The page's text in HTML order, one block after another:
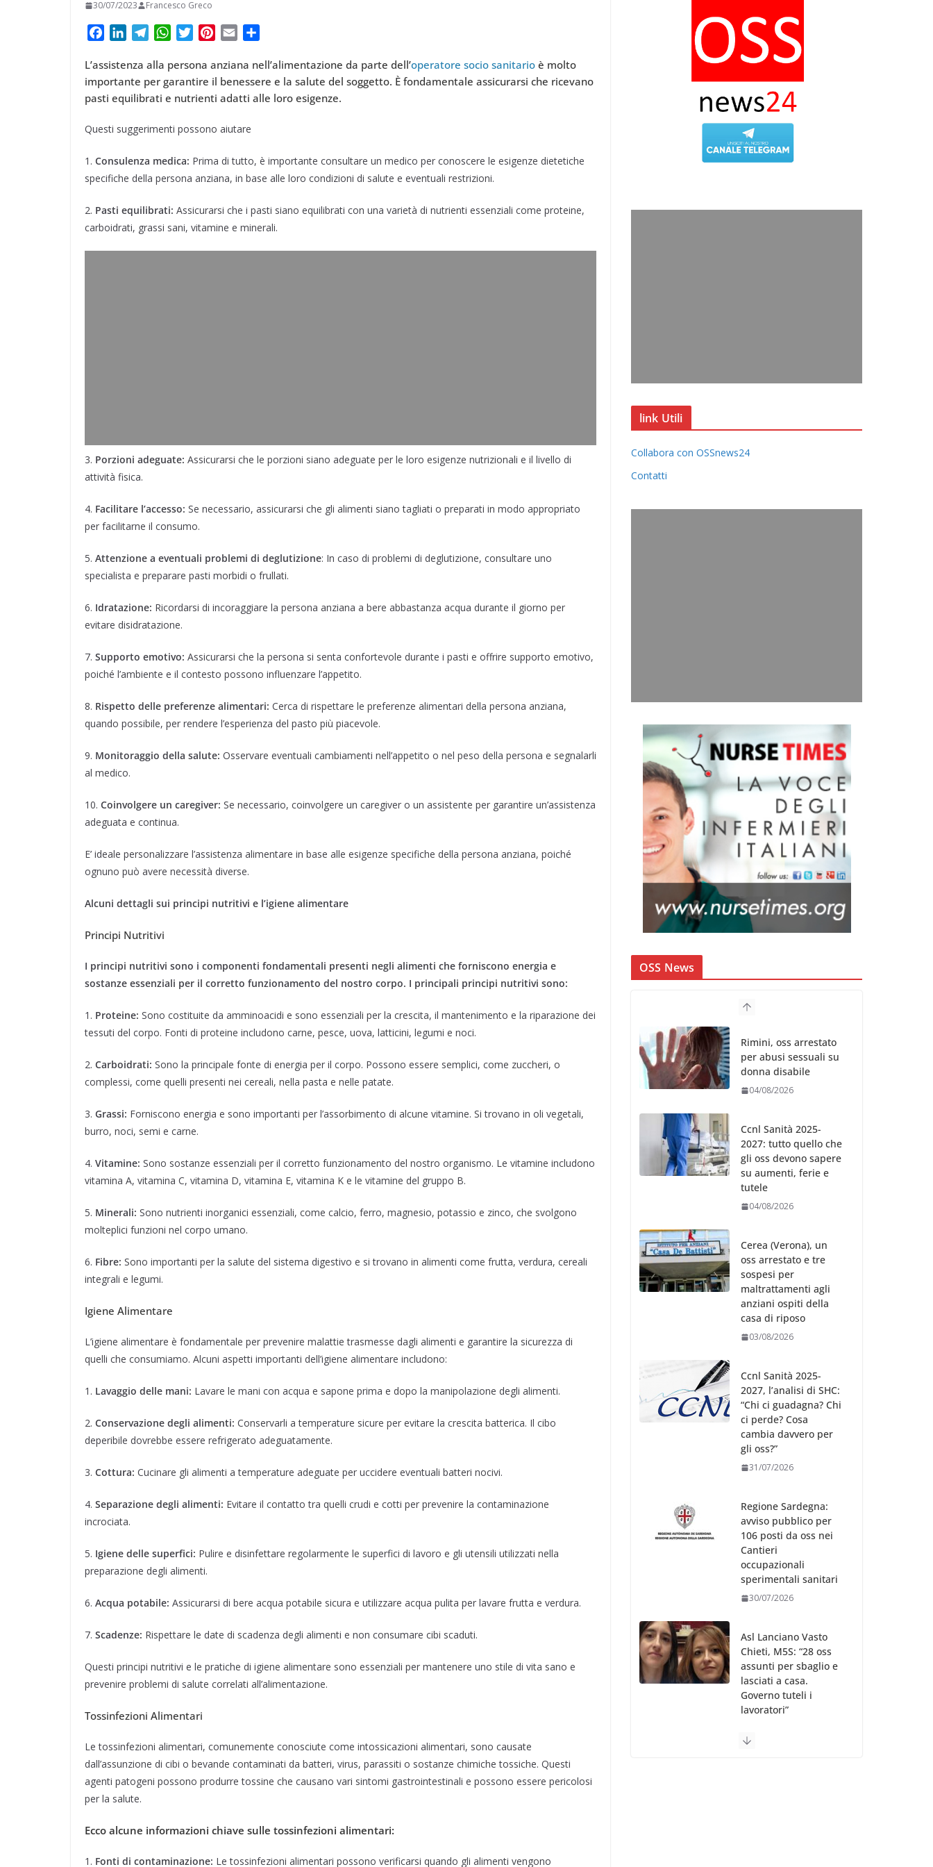
30/07/2023 Francesco Greco
c
e
b
o
n
k
e
I
l
e
g
a
W
a
t
s
p
i
t
t
r
n
t
e
e
t
a
i
l
n
d
i
i
L’assistenza alla persona anziana nell’alimentazione da parte dell’operatore socio sanitario è molto
importante per garantire il benessere e la salute del soggetto. È fondamentale assicurarsi che ricevano
pasti equilibrati e nutrienti adatti alle loro esigenze.
Questi suggerimenti possono aiutare
1. Consulenza medica: Prima di tutto, è importante consultare un medico per conoscere le esigenze dietetiche
specifiche della persona anziana, in base alle loro condizioni di salute e eventuali restrizioni.
2. Pasti equilibrati: Assicurarsi che i pasti siano equilibrati con una varietà di nutrienti essenziali come proteine,
carboidrati, grassi sani, vitamine e minerali.
3. Porzioni adeguate: Assicurarsi che le porzioni siano adeguate per le loro esigenze nutrizionali e il livello di
attività fisica.
4. Facilitare l’accesso: Se necessario, assicurarsi che gli alimenti siano tagliati o preparati in modo appropriato
per facilitarne il consumo.
5. Attenzione a eventuali problemi di deglutizione: In caso di problemi di deglutizione, consultare uno
specialista e preparare pasti morbidi o frullati.
6. Idratazione: Ricordarsi di incoraggiare la persona anziana a bere abbastanza acqua durante il giorno per
evitare disidratazione.
7. Supporto emotivo: Assicurarsi che la persona si senta confortevole durante i pasti e offrire supporto emotivo,
poiché l’ambiente e il contesto possono influenzare l’appetito.
8. Rispetto delle preferenze alimentari: Cerca di rispettare le preferenze alimentari della persona anziana,
quando possibile, per rendere l’esperienza del pasto più piacevole.
9. Monitoraggio della salute: Osservare eventuali cambiamenti nell’appetito o nel peso della persona e segnalarli
al medico.
10. Coinvolgere un caregiver: Se necessario, coinvolgere un caregiver o un assistente per garantire un’assistenza
adeguata e continua.
E’ ideale personalizzare l’assistenza alimentare in base alle esigenze specifiche della persona anziana, poiché
ognuno può avere necessità diverse.
Alcuni dettagli sui principi nutritivi e l’igiene alimentare
Principi Nutritivi
I principi nutritivi sono i componenti fondamentali presenti negli alimenti che forniscono energia e
sostanze essenziali per il corretto funzionamento del nostro corpo. I principali principi nutritivi sono:
1. Proteine: Sono costituite da amminoacidi e sono essenziali per la crescita, il mantenimento e la riparazione dei
tessuti del corpo. Fonti di proteine includono carne, pesce, uova, latticini, legumi e noci.
2. Carboidrati: Sono la principale fonte di energia per il corpo. Possono essere semplici, come zuccheri, o
complessi, come quelli presenti nei cereali, nella pasta e nelle patate.
3. Grassi: Forniscono energia e sono importanti per l’assorbimento di alcune vitamine. Si trovano in oli vegetali,
burro, noci, semi e carne.
4. Vitamine: Sono sostanze essenziali per il corretto funzionamento del nostro organismo. Le vitamine includono
vitamina A, vitamina C, vitamina D, vitamina E, vitamina K e le vitamine del gruppo B.
5. Minerali: Sono nutrienti inorganici essenziali, come calcio, ferro, magnesio, potassio e zinco, che svolgono
molteplici funzioni nel corpo umano.
6. Fibre: Sono importanti per la salute del sistema digestivo e si trovano in alimenti come frutta, verdura, cereali
integrali e legumi.
Igiene Alimentare
L’igiene alimentare è fondamentale per prevenire malattie trasmesse dagli alimenti e garantire la sicurezza di
quelli che consumiamo. Alcuni aspetti importanti dell’igiene alimentare includono:
1. Lavaggio delle mani: Lavare le mani con acqua e sapone prima e dopo la manipolazione degli alimenti.
2. Conservazione degli alimenti: Conservarli a temperature sicure per evitare la crescita batterica. Il cibo
deperibile dovrebbe essere refrigerato adeguatamente.
3. Cottura: Cucinare gli alimenti a temperature adeguate per uccidere eventuali batteri nocivi.
4. Separazione degli alimenti: Evitare il contatto tra quelli crudi e cotti per prevenire la contaminazione
incrociata.
5. Igiene delle superfici: Pulire e disinfettare regolarmente le superfici di lavoro e gli utensili utilizzati nella
preparazione degli alimenti.
6. Acqua potabile: Assicurarsi di bere acqua potabile sicura e utilizzare acqua pulita per lavare frutta e verdura.
7. Scadenze: Rispettare le date di scadenza degli alimenti e non consumare cibi scaduti.
Questi principi nutritivi e le pratiche di igiene alimentare sono essenziali per mantenere uno stile di vita sano e
prevenire problemi di salute correlati all’alimentazione.
Tossinfezioni Alimentari
Le tossinfezioni alimentari, comunemente conosciute come intossicazioni alimentari, sono causate
dall’assunzione di cibi o bevande contaminati da batteri, virus, parassiti o sostanze chimiche tossiche. Questi
agenti patogeni possono produrre tossine che causano vari sintomi gastrointestinali e possono essere pericolosi
per la salute.
Ecco alcune informazioni chiave sulle tossinfezioni alimentari:
1. Fonti di contaminazione: Le tossinfezioni alimentari possono verificarsi quando gli alimenti vengono
link Utili
Collabora con OSSnews24
Contatti
OSS News
Rimini, oss arrestato
per abusi sessuali su
donna disabile
04/08/2026
Ccnl Sanità 2025-
2027: tutto quello che
gli oss devono sapere
su aumenti, ferie e
tutele
04/08/2026
Cerea (Verona), un
oss arrestato e tre
sospesi per
maltrattamenti agli
anziani ospiti della
casa di riposo
03/08/2026
Ccnl Sanità 2025-
2027, l’analisi di SHC:
“Chi ci guadagna? Chi
ci perde? Cosa
cambia davvero per
gli oss?”
31/07/2026
Regione Sardegna:
avviso pubblico per
106 posti da oss nei
Cantieri
occupazionali
sperimentali sanitari
30/07/2026
Asl Lanciano Vasto
Chieti, M5S: “28 oss
assunti per sbaglio e
lasciati a casa.
Governo tuteli i
lavoratori”